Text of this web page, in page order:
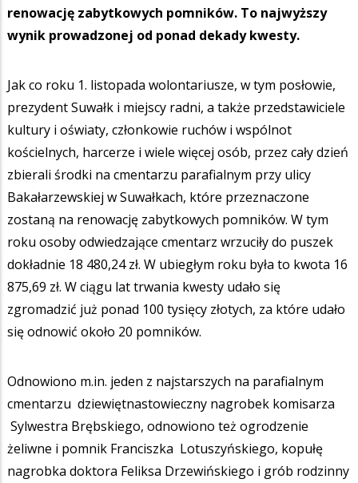
renowację zabytkowych pomników. To najwyższy
wynik prowadzonej od ponad dekady kwesty.
Jak co roku 1. listopada wolontariusze, w tym posłowie,
prezydent Suwałk i miejscy radni, a także przedstawiciele
kultury i oświaty, członkowie ruchów i wspólnot
kościelnych, harcerze i wiele więcej osób, przez cały dzień
zbierali środki na cmentarzu parafialnym przy ulicy
Bakałarzewskiej w Suwałkach, które przeznaczone
zostaną na renowację zabytkowych pomników. W tym
roku osoby odwiedzające cmentarz wrzuciły do puszek
dokładnie 18 480,24 zł. W ubiegłym roku była to kwota 16
875,69 zł. W ciągu lat trwania kwesty udało się
zgromadzić już ponad 100 tysięcy złotych, za które udało
się odnowić około 20 pomników.
Odnowiono m.in. jeden z najstarszych na parafialnym
cmentarzu dziewiętnastowieczny nagrobek komisarza
Sylwestra Brębskiego, odnowiono też ogrodzenie
żeliwne i pomnik Franciszka Lotuszyńskiego, kopułę
nagrobka doktora Feliksa Drzewińskiego i grób rodzinny